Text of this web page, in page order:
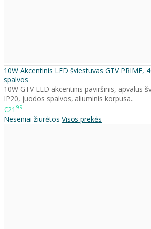
10W Akcentinis LED šviestuvas GTV PRIME,
spalvos
10W GTV LED akcentinis paviršinis, apvalus
IP20, juodos spalvos, aliuminis korpusa..
€21 99
Neseniai žiūrėtos Visos prekės